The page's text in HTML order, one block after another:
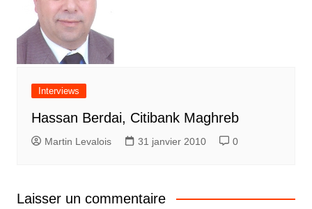
Interviews
Hassan Berdai, Citibank Maghreb
Martin Levalois 31 janvier 2010 0
Laisser un commentaire